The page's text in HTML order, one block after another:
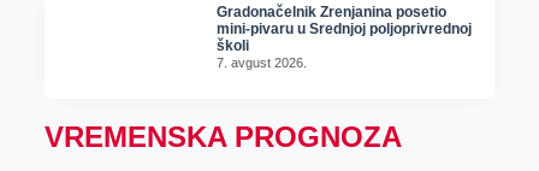
Gradonačelnik Zrenjanina posetio
mini-pivaru u Srednjoj poljoprivrednoj
školi
7. avgust 2026.
VREMENSKA PROGNOZA